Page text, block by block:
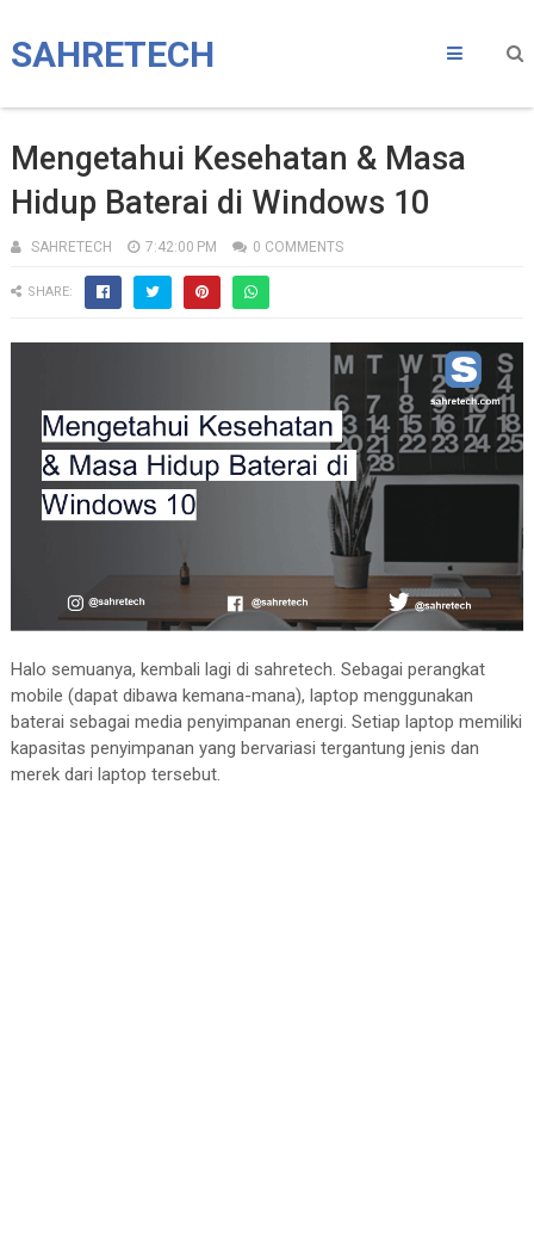
SAHRETECH
Mengetahui Kesehatan & Masa
Hidup Baterai di Windows 10
SAHRETECH 7:42:00 PM 0 COMMENTS
SHARE:
Halo semuanya, kembali lagi di sahretech. Sebagai perangkat
mobile (dapat dibawa kemana-mana), laptop menggunakan
baterai sebagai media penyimpanan energi. Setiap laptop memiliki
kapasitas penyimpanan yang bervariasi tergantung jenis dan
merek dari laptop tersebut.